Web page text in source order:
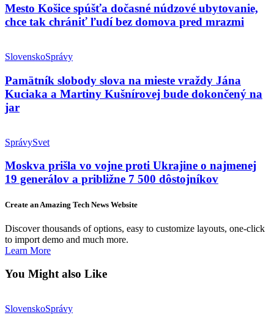
Mesto Košice spúšťa dočasné núdzové ubytovanie,
chce tak chrániť ľudí bez domova pred mrazmi
SlovenskoSprávy
Pamätník slobody slova na mieste vraždy Jána
Kuciaka a Martiny Kušnírovej bude dokončený na
jar
SprávySvet
Moskva prišla vo vojne proti Ukrajine o najmenej
19 generálov a približne 7 500 dôstojníkov
Create an Amazing Tech News Website
Discover thousands of options, easy to customize layouts, one-click
to import demo and much more.
Learn More
You Might also Like
SlovenskoSprávy